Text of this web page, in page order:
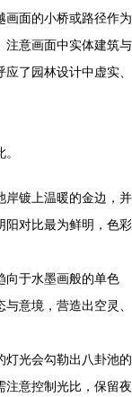
画面的小桥或路径作为
注意画面中实体建筑与
了园林设计中虚实、
岸镀上温暖的金边，并
阳对比最为鲜明，色彩
向于水墨画般的单色
意境，营造出空灵、
灯光会勾勒出八卦池的
注意控制光比，保留夜